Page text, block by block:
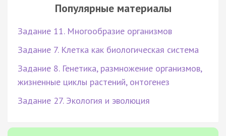
Популярные материалы
Задание 11. Многообразие организмов
Задание 7. Клетка как биологическая система
Задание 8. Генетика, размножение организмов,
жизненные циклы растений, онтогенез
Задание 27. Экология и эволюция